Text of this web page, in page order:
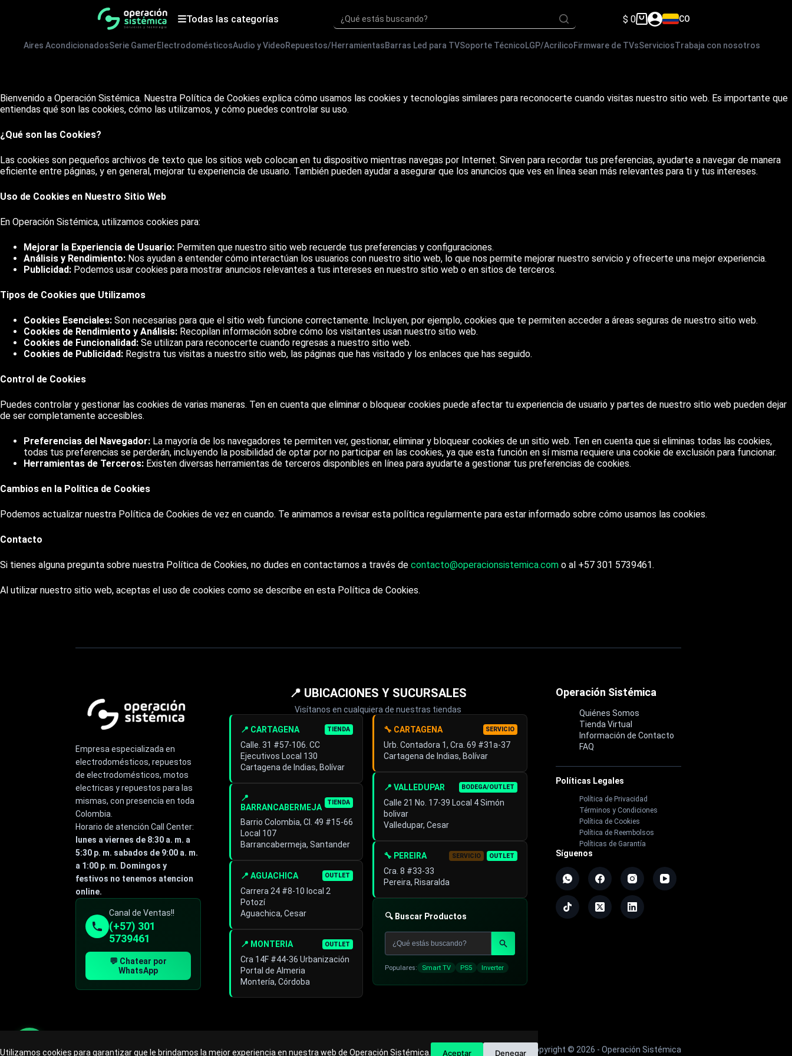
Utilizamos cookies para garantizar que le brindamos la mejor experiencia en nuestra web de Operación Sistémica. Aceptar Denegar
Todas las categorías ¿Qué estás buscando?
Carro
compra
$ 0 CO
Aires AcondicionadosSerie GamerElectrodomésticosAudio y VideoRepuestos/HerramientasBarras Led para TVSoporte Técnico LGP/AcrilicoFirmware de TVsServiciosTrabaja con nosotros
Bienvenido a Operación Sistémica. Nuestra Política de Cookies explica cómo usamos las cookies y tecnologías similares para reconocerte cuando visitas nuestro sitio web. Es importante que
entiendas qué son las cookies, cómo las utilizamos, y cómo puedes controlar su uso.
¿Qué son las Cookies?
Las cookies son pequeños archivos de texto que los sitios web colocan en tu dispositivo mientras navegas por Internet. Sirven para recordar tus preferencias, ayudarte a navegar de manera
eficiente entre páginas, y en general, mejorar tu experiencia de usuario. También pueden ayudar a asegurar que los anuncios que ves en línea sean más relevantes para ti y tus intereses.
Uso de Cookies en Nuestro Sitio Web
En Operación Sistémica, utilizamos cookies para:
Mejorar la Experiencia de Usuario: Permiten que nuestro sitio web recuerde tus preferencias y configuraciones.
Análisis y Rendimiento: Nos ayudan a entender cómo interactúan los usuarios con nuestro sitio web, lo que nos permite mejorar nuestro servicio y ofrecerte una mejor experiencia.
Publicidad: Podemos usar cookies para mostrar anuncios relevantes a tus intereses en nuestro sitio web o en sitios de terceros.
Tipos de Cookies que Utilizamos
Cookies Esenciales: Son necesarias para que el sitio web funcione correctamente. Incluyen, por ejemplo, cookies que te permiten acceder a áreas seguras de nuestro sitio web.
Cookies de Rendimiento y Análisis: Recopilan información sobre cómo los visitantes usan nuestro sitio web.
Cookies de Funcionalidad: Se utilizan para reconocerte cuando regresas a nuestro sitio web.
Cookies de Publicidad: Registra tus visitas a nuestro sitio web, las páginas que has visitado y los enlaces que has seguido.
Control de Cookies
Puedes controlar y gestionar las cookies de varias maneras. Ten en cuenta que eliminar o bloquear cookies puede afectar tu experiencia de usuario y partes de nuestro sitio web pueden dejar
de ser completamente accesibles.
Preferencias del Navegador: La mayoría de los navegadores te permiten ver, gestionar, eliminar y bloquear cookies de un sitio web. Ten en cuenta que si eliminas todas las cookies,
todas tus preferencias se perderán, incluyendo la posibilidad de optar por no participar en las cookies, ya que esta función en sí misma requiere una cookie de exclusión para funcionar.
Herramientas de Terceros: Existen diversas herramientas de terceros disponibles en línea para ayudarte a gestionar tus preferencias de cookies.
Cambios en la Política de Cookies
Podemos actualizar nuestra Política de Cookies de vez en cuando. Te animamos a revisar esta política regularmente para estar informado sobre cómo usamos las cookies.
Contacto
Si tienes alguna pregunta sobre nuestra Política de Cookies, no dudes en contactarnos a través de contacto@operacionsistemica.com o al +57 301 5739461.
Al utilizar nuestro sitio web, aceptas el uso de cookies como se describe en esta Política de Cookies.
Empresa especializada en
electrodomésticos, repuestos
de electrodomésticos, motos
electricas y repuestos para las
mismas, con presencia en toda
Colombia.
Horario de atención Call Center:
lunes a viernes de 8:30 a. m. a
5:30 p. m. sabados de 9:00 a. m.
a 1:00 p. m. Domingos y
festivos no tenemos atencion
online.
Canal de Ventas!!
(+57) 301
5739461
💬 Chatear por
WhatsApp
📍 UBICACIONES Y SUCURSALES
Visítanos en cualquiera de nuestras tiendas
📍 CARTAGENA TIENDA
Calle. 31 #57-106. CC
Ejecutivos Local 130
Cartagena de Indias, Bolívar
📍
BARRANCABERMEJA
TIENDA
Barrio Colombia, Cl. 49 #15-66
Local 107
Barrancabermeja, Santander
📍 AGUACHICA OUTLET
Carrera 24 #8-10 local 2
Potozí
Aguachica, Cesar
📍 MONTERIA OUTLET
Cra 14F #44-36 Urbanización
Portal de Almeria
Montería, Córdoba
🔧 CARTAGENA SERVICIO
Urb. Contadora 1, Cra. 69 #31a-37
Cartagena de Indias, Bolívar
📍 VALLEDUPAR BODEGA/OUTLET
Calle 21 No. 17-39 Local 4 Simón
bolivar
Valledupar, Cesar
🔧 PEREIRA SERVICIO OUTLET
Cra. 8 #33-33
Pereira, Risaralda
🔍 Buscar Productos
Populares: Smart TV PS5 Inverter
Operación Sistémica
Quiénes Somos
Tienda Virtual
Información de Contacto
FAQ
Políticas Legales
Política de Privacidad
Términos y Condiciones
Política de Cookies
Política de Reembolsos
Políticas de Garantía
Síguenos
Copyright © 2026 - Operación Sistémica
Especialista de operación
sistémica